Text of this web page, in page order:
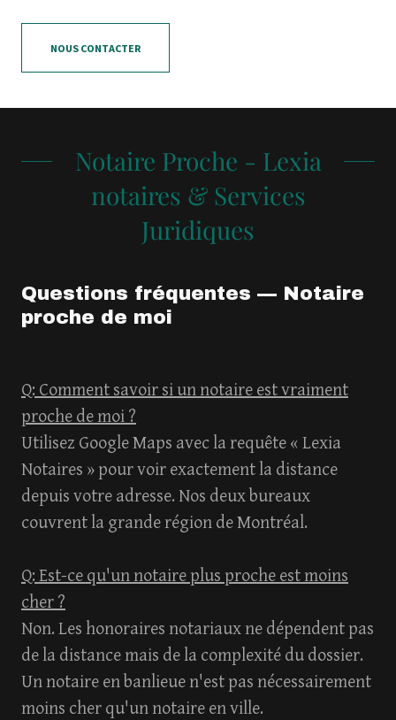
NOUS CONTACTER
Notaire Proche - Lexia
notaires & Services
Juridiques
Questions fréquentes — Notaire
proche de moi
Q: Comment savoir si un notaire est vraiment
proche de moi ?
Utilisez Google Maps avec la requête « Lexia
Notaires » pour voir exactement la distance
depuis votre adresse. Nos deux bureaux
couvrent la grande région de Montréal.
Q: Est-ce qu'un notaire plus proche est moins
cher ?
Non. Les honoraires notariaux ne dépendent pas
de la distance mais de la complexité du dossier.
Un notaire en banlieue n'est pas nécessairement
moins cher qu'un notaire en ville.